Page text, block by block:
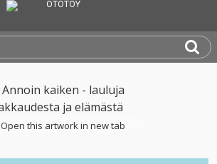
Open this artwork in new tab